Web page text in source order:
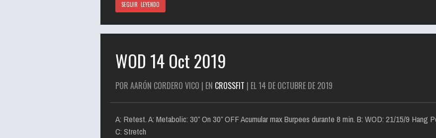
SEGUIR LEYENDO
WOD 14 Oct 2019
POR AARÓN CORDERO VICO | EN CROSSFIT | EL 14 DE OCTUBRE DE 2019
A: Retest. A: Metabolic: 30” On 30” OFF Acumular max Burpees durante 8 min. B: WOD: 21/15/9
C: Stretch